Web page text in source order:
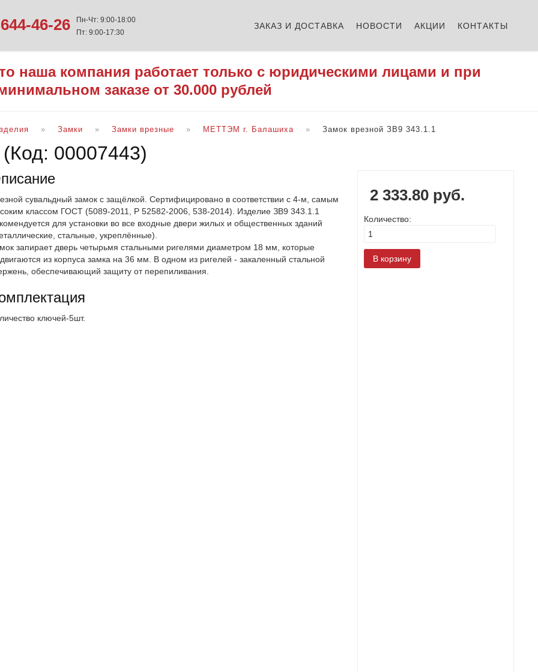
644-46-26
Пн-Чт: 9:00-18:00
Пт: 9:00-17:30
ЗАКАЗ И ДОСТАВКА НОВОСТИ АКЦИИ КОНТАКТЫ
наша компания работает только с юридическими лицами и при
заказе от 30.000 рублей
Замки Замки врезные МЕТТЭМ г. Балашиха Замок врезной ЗВ9 343.1.1
(Код: 00007443)
сувальдный замок с защёлкой. Сертифицировано в соответствии с 4-м, самым
классом ГОСТ (5089-2011, Р 52582-2006, 538-2014). Изделие ЗВ9 343.1.1
для установки во все входные двери жилых и общественных зданий
стальные, укреплённые).
запирает дверь четырьмя стальными ригелями диаметром 18 мм, которые
из корпуса замка на 36 мм. В одном из ригелей - закаленный стальной
обеспечивающий защиту от перепиливания.
ключей-5шт.
2 333.80 руб.
Количество: